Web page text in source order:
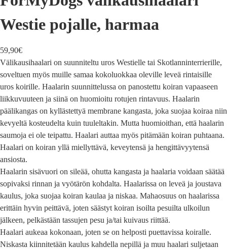
Westie pojalle, harmaa
59,90€
Välikausihaalari on suunniteltu uros Westielle tai Skotlanninterrierille,
soveltuen myös muille samaa kokoluokkaa oleville leveä rintaisille
uros koirille. Haalarin suunnittelussa on panostettu koiran vapaaseen
liikkuvuuteen ja siinä on huomioitu rotujen rintavuus. Haalarin
päälikangas on kyllästettyä membrane kangasta, joka suojaa koiraa niin
kevyeltä kosteudelta kuin tuuleltakin. Mutta huomioithan, että haalarin
saumoja ei ole teipattu. Haalari auttaa myös pitämään koiran puhtaana.
Haalari on koiran yllä miellyttävä, keveytensä ja hengittävyytensä
ansiosta.
Haalarin sisävuori on sileää, ohutta kangasta ja haalaria voidaan säätää
sopivaksi rinnan ja vyötärön kohdalta. Haalarissa on leveä ja joustava
kaulus, joka suojaa koiran kaulaa ja niskaa. Mahaosuus on haalarissa
erittäin hyvin peittävä, joten säästyt koiran isoilta pesuilta ulkoilun
jälkeen, pelkästään tassujen pesu ja/tai kuivaus riittää.
Haalari aukeaa kokonaan, joten se on helposti puettavissa koiralle.
Niskasta kiinnitetään kaulus kahdella nepillä ja muu haalari suljetaan